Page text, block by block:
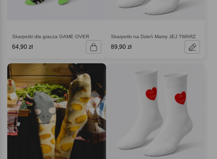
Skarpetki dla gracza GAME OVER
64,90 zł
Skarpetki na Dzień Mamy JEJ TWARZ
89,90 zł